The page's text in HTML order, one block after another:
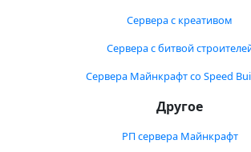
Сервера с креативом
Сервера с битвой
Сервера Майнкрафт со Speed
Другое
РП сервера Майнкрафт